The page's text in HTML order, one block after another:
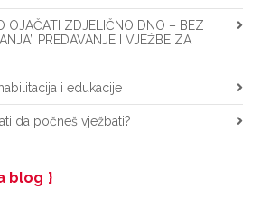
OJAČATI ZDJELIČNO DNO – BEZ
PREDAVANJE I VJEŽBE ZA
i edukacije
da počneš vježbati?
blog